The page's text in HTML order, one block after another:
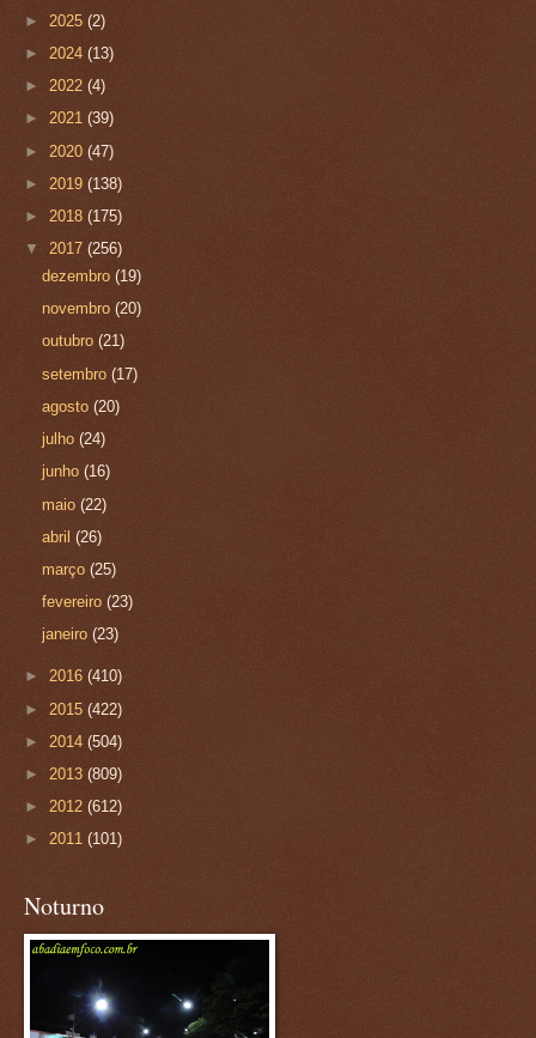
► 2025 (2)
► 2024 (13)
► 2022 (4)
► 2021 (39)
► 2020 (47)
► 2019 (138)
► 2018 (175)
▼ 2017 (256)
dezembro(19)
novembro(20)
outubro(21)
setembro(17)
agosto(20)
julho(24)
junho(16)
maio(22)
abril(26)
março(25)
fevereiro(23)
janeiro(23)
► 2016 (410)
► 2015 (422)
► 2014 (504)
► 2013 (809)
► 2012 (612)
► 2011 (101)
Noturno